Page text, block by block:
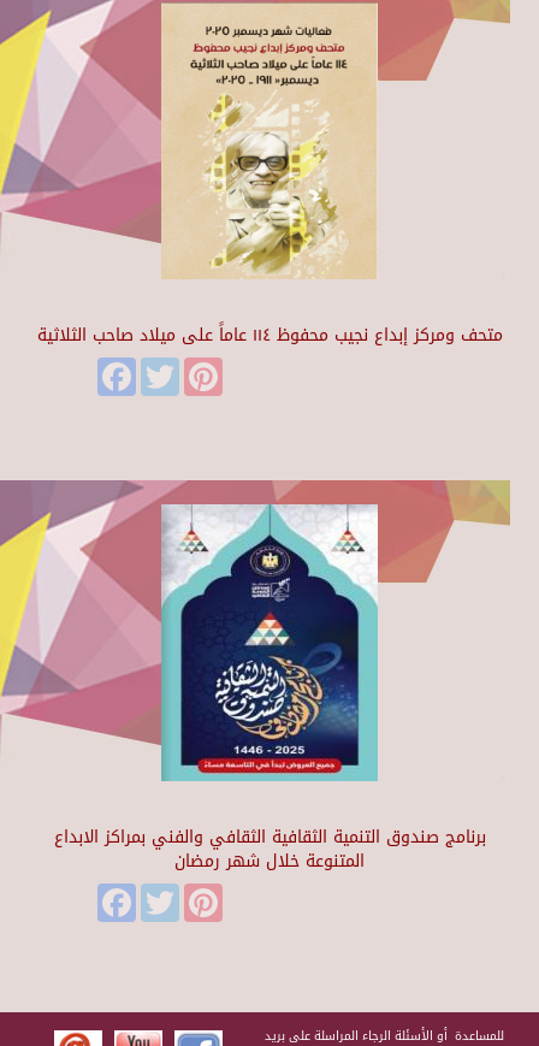
متحف ومركز إبداع نجيب محفوظ ١١٤ عاماً على ميلاد صاحب الثلاثية
FacebookTwitter
برنامج صندوق التنمية الثقافية الثقافي والفني بمراكز الابداع
المتنوعة خلال شهر رمضان
FacebookTwitter
للمساعدة أو الأسئلة الرجاء المراسلة على بريد